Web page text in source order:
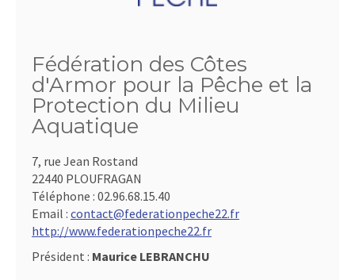
Fédération des Côtes
d'Armor pour la Pêche et la
Protection du Milieu
Aquatique
7, rue Jean Rostand
22440 PLOUFRAGAN
Téléphone : 02.96.68.15.40
Email : contact@federationpeche22.fr
http://www.federationpeche22.fr
Président : Maurice LEBRANCHU